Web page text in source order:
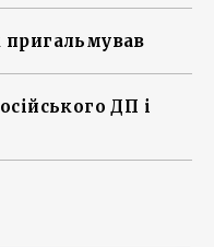
пригальмував
ДП і